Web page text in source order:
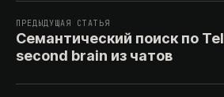
ПРЕДЫДУЩАЯ СТАТЬЯ
Семантический поиск по
second brain из чатов